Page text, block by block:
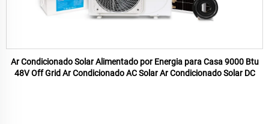
Ar Condicionado Solar Alimentado por Energia para Casa 9000 Btu
48V Off Grid Ar Condicionado AC Solar Ar Condicionado Solar DC